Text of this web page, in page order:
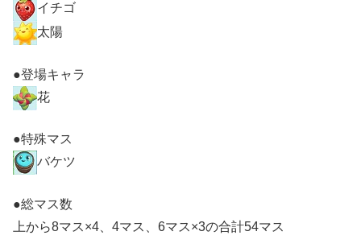
イチゴ
太陽
●登場キャラ
花
●特殊マス
バケツ
●総マス数
上から8マス×4、4マス、6マス×3の合計54マス